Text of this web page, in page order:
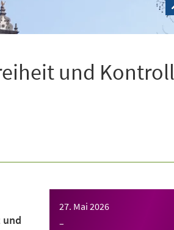
und
27. Mai 2026
–
und